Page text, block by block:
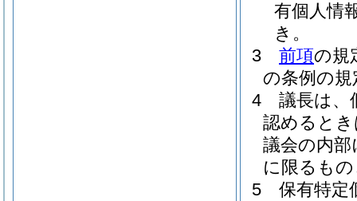
有個人情
き。
3
前項の規
の条例の
4
議長は、
認めると
議会の内
に限るも
5
保有特定